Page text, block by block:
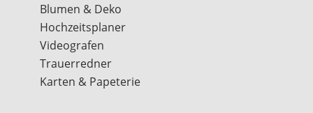
Blumen & Deko
Hochzeitsplaner
Videografen
Trauerredner
Karten & Papeterie